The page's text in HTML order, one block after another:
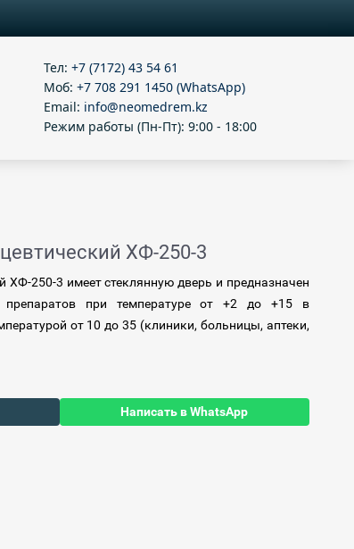
Тел:+7 (7172) 43 54 61
Моб:+7 708 291 1450 (WhatsApp)
Email: info@neomedrem.kz
Режим работы (Пн-Пт): 9:00 - 18:00
ХФ-250-3
ХФ-250-3 имеет стеклянную дверь и предназначен
препаратов при температуре от +2 до +15 в
от 10 до 35 (клиники, больницы, аптеки,
Написать в WhatsApp